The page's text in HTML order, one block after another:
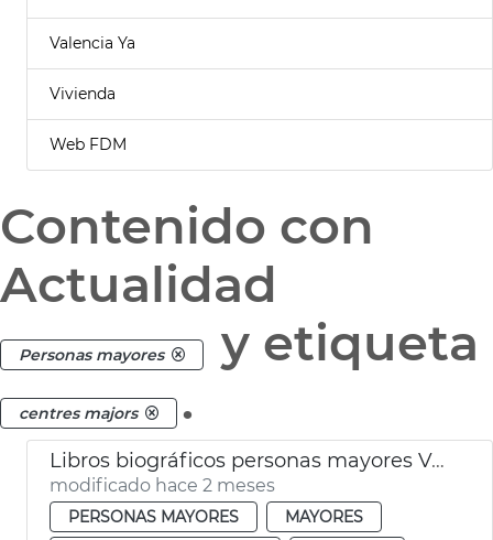
Valencia Ya
Vivienda
Web FDM
Contenido con
Actualidad
Personas mayores y etiqueta
centres majors .
Libros biográficos personas mayores València
modificado hace 2 meses
PERSONAS MAYORES
MAYORES